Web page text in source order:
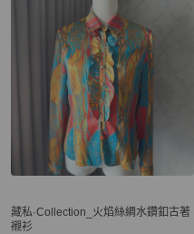
藏私·Collection_火焰絲綢水鑽釦古著
襯衫